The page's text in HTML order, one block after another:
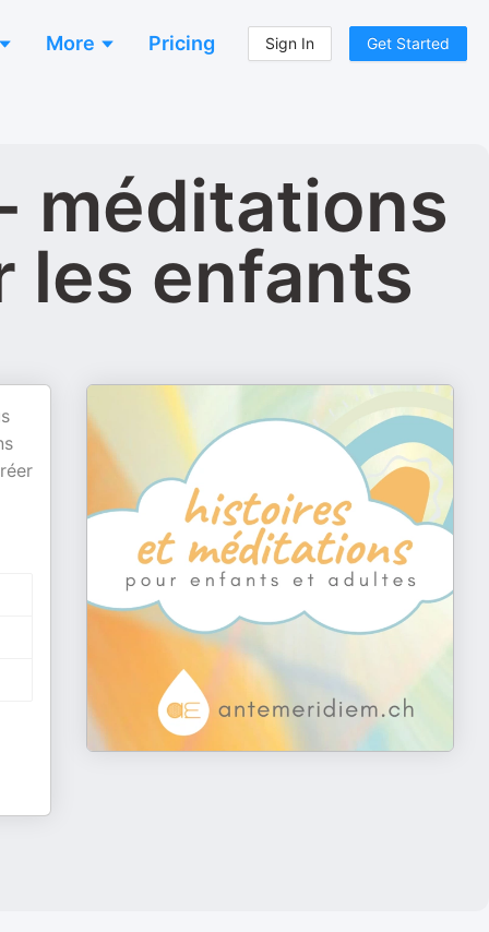
More Pricing Sign In Get Started
méditations
les enfants